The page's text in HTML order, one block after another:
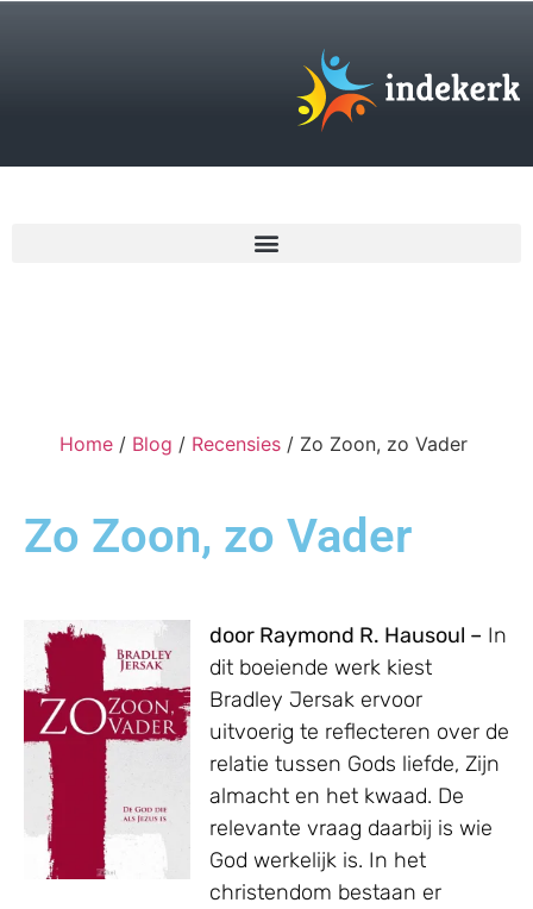
Home / Blog / Recensies / Zo Zoon, zo Vader
Zo Zoon, zo Vader
door Raymond R. Hausoul – In
dit boeiende werk kiest
Bradley Jersak ervoor
uitvoerig te reflecteren over de
relatie tussen Gods liefde, Zijn
almacht en het kwaad. De
relevante vraag daarbij is wie
God werkelijk is. In het
christendom bestaan er